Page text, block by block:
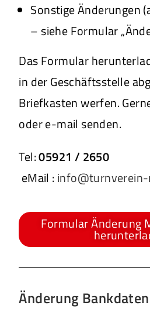
Sonstige Änderungen
– siehe Formular
Das Formular
in der Geschäftsstelle
Briefkasten werfen.
oder e-mail senden.
Tel:05921 / 2650
eMail :
Formular Änderung
Änderung Bankdaten